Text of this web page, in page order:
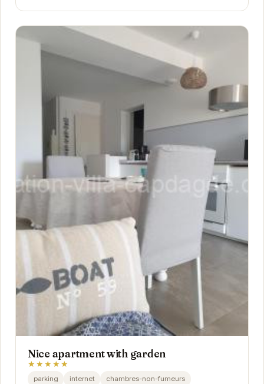
Nice apartment with garden
★★★★★
parking internet chambres-non-fumeurs